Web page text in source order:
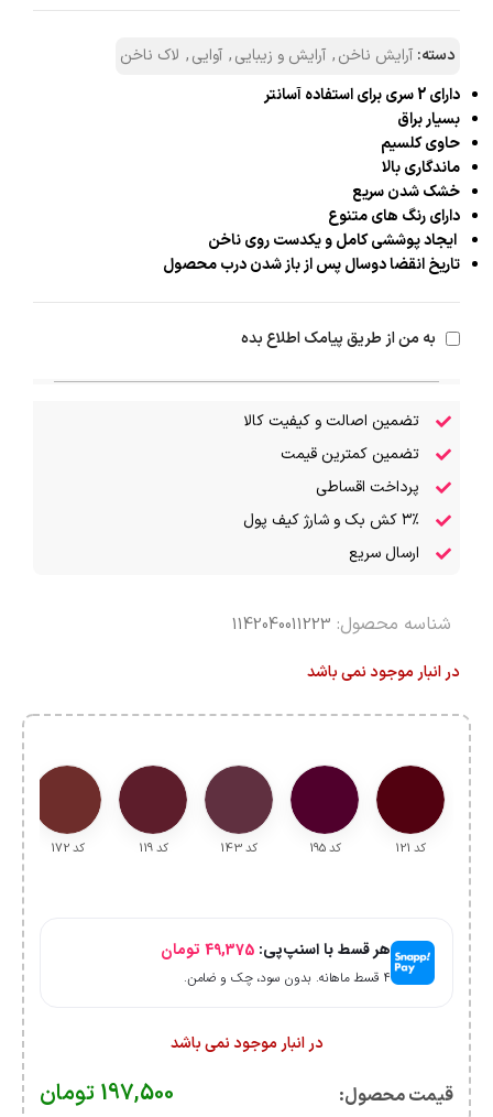
دسته: آرایش ناخن, آرایش و زیبایی, آوایی, لاک ناخن
دارای 2 سری برای استفاده آسانتر
بسیار براق
حاوی کلسیم
ماندگاری بالا
خشک شدن سریع
دارای رنگ های متنوع
ایجاد پوششی کامل و یکدست روی ناخن
تاریخ انقضا دوسال پس از باز شدن درب محصول
به من از طریق پیامک اطلاع بده
تضمین اصالت و کیفیت کالا
تضمین کمترین قیمت
پرداخت اقساطی
۳٪ کش بک و شارژ کیف پول
ارسال سریع
شناسه محصول: 1142040011223
در انبار موجود نمی باشد
کد 121 کد 195 کد 143 کد 119 کد 172
هر قسط با اسنپ‌پی: 49,375 تومان
۴ قسط ماهانه. بدون سود، چک و ضامن.
در انبار موجود نمی باشد
قیمت محصول:​ 197,500 تومان